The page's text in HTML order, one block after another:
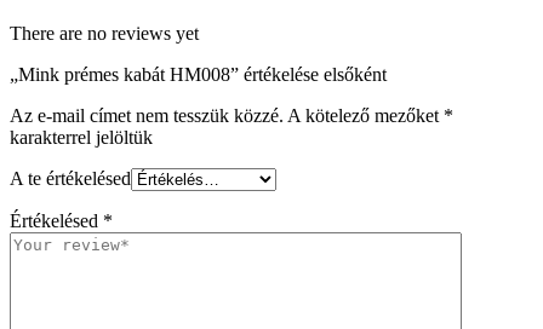
There are no reviews yet
„Mink prémes kabát HM008” értékelése elsőként
Az e-mail címet nem tesszük közzé. A kötelező mezőket *
karakterrel jelöltük
A te értékelésed
Értékelésed *